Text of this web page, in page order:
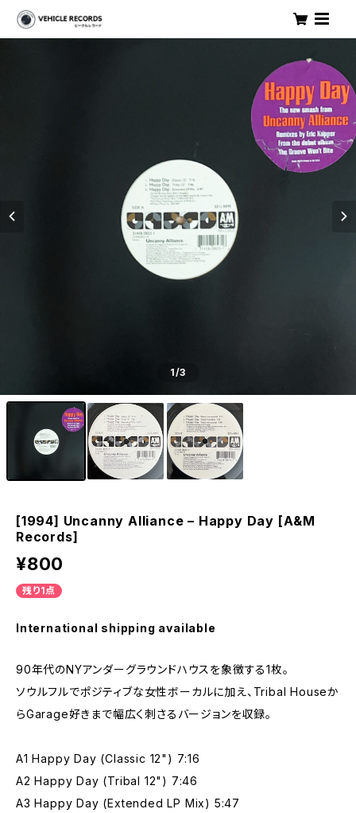
1/3
[1994] Uncanny Alliance – Happy Day [A&M
Records]
¥800
残り1点
International shipping available
90年代のNYアンダーグラウンドハウスを象徴する1枚。
ソウルフルでポジティブな女性ボーカルに加え、Tribal Houseか
らGarage好きまで幅広く刺さるバージョンを収録。
A1 Happy Day (Classic 12") 7:16
A2 Happy Day (Tribal 12") 7:46
A3 Happy Day (Extended LP Mix) 5:47